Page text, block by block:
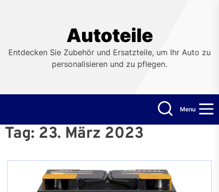
Autoteile
Entdecken Sie Zubehör und Ersatzteile, um Ihr Auto zu
personalisieren und zu pflegen.
Menu
Tag: 23. März 2023